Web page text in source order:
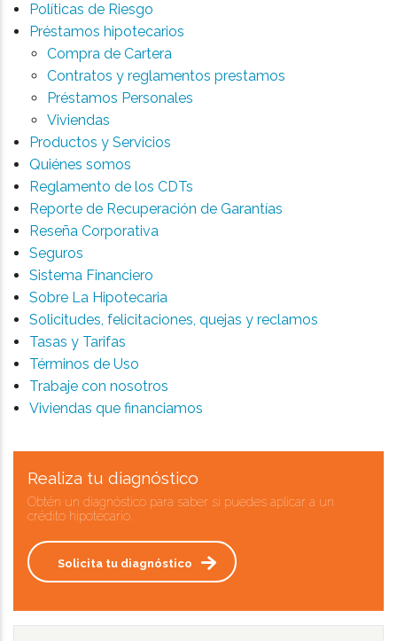
Políticas de Riesgo
Préstamos hipotecarios
Compra de Cartera
Contratos y reglamentos prestamos
Préstamos Personales
Viviendas
Productos y Servicios
Quiénes somos
Reglamento de los CDTs
Reporte de Recuperación de Garantías
Reseña Corporativa
Seguros
Sistema Financiero
Sobre La Hipotecaria
Solicitudes, felicitaciones, quejas y reclamos
Tasas y Tarifas
Términos de Uso
Trabaje con nosotros
Viviendas que financiamos
Realiza tu diagnóstico
Obtén un diagnóstico para saber si puedes aplicar a un
crédito hipotecario.
Solicita tu diagnóstico